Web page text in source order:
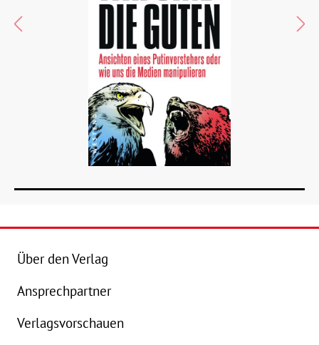
Über den Verlag
Ansprechpartner
Verlagsvorschauen